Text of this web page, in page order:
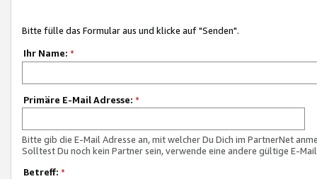
Bitte fülle das Formular aus und klicke auf "Senden".
Ihr Name: *
Primäre E-Mail Adresse: *
Bitte gib die E-Mail Adresse an, mit welcher Du Dich im PartnerNet
Solltest Du noch kein Partner sein, verwende eine andere gültige E-
Betreff: *